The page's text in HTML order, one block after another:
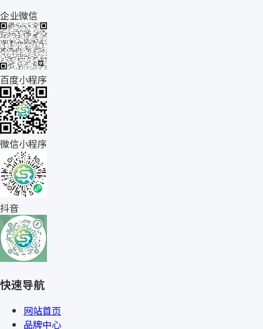
企业微信
百度小程序
微信小程序
抖音
快速导航
网站首页
品牌中心